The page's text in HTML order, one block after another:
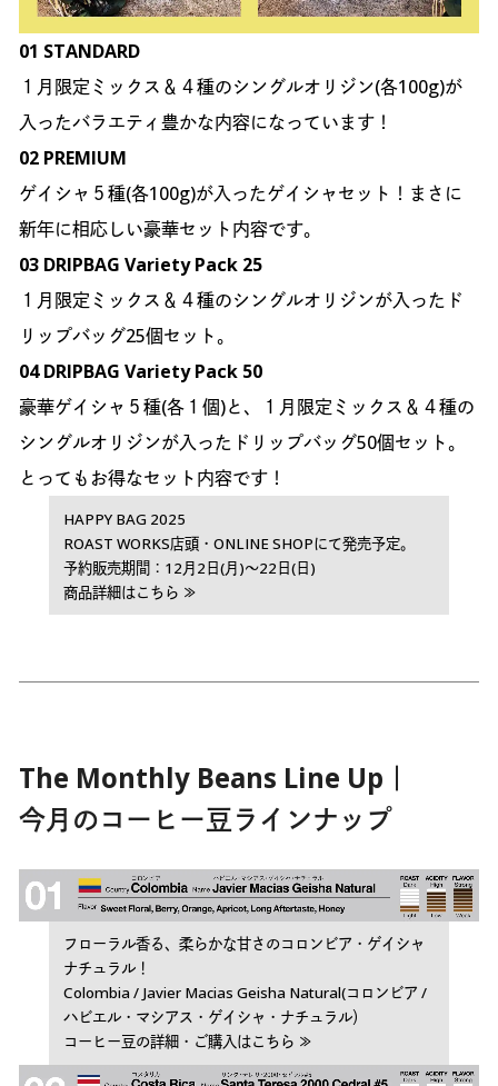
01 STANDARD
１月限定ミックス＆４種のシングルオリジン(各100g)が
入ったバラエティ豊かな内容になっています！
02 PREMIUM
ゲイシャ５種(各100g)が入ったゲイシャセット！まさに
新年に相応しい豪華セット内容です。
03 DRIPBAG Variety Pack 25
１月限定ミックス＆４種のシングルオリジンが入ったド
リップバッグ25個セット。
04 DRIPBAG Variety Pack 50
豪華ゲイシャ５種(各１個)と、１月限定ミックス＆４種の
シングルオリジンが入ったドリップバッグ50個セット。
とってもお得なセット内容です！
HAPPY BAG 2025
ROAST WORKS店頭・ONLINE SHOPにて発売予定。
予約販売期間：12月2日(月)〜22日(日)
商品詳細はこちら ≫
The Monthly Beans Line Up｜
今月のコーヒー豆ラインナップ
フローラル香る、柔らかな甘さのコロンビア・ゲイシャ
ナチュラル！
Colombia / Javier Macias Geisha Natural(コロンビア /
ハビエル・マシアス・ゲイシャ・ナチュラル）
コーヒー豆の詳細・ご購入はこちら ≫